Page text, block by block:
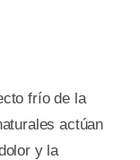
frío de la
actúan
y la